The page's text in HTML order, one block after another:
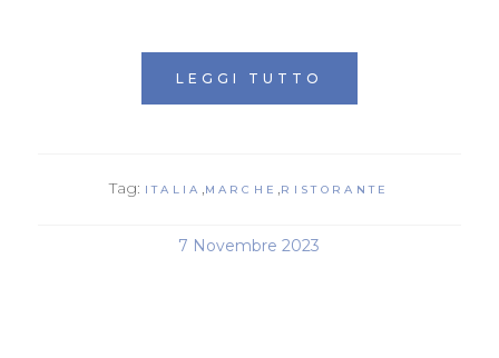
LEGGI TUTTO
Tag: ITALIA ,MARCHE ,RISTORANTE
7 Novembre 2023